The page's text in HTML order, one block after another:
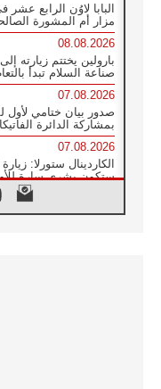
البابا لاوُن الرابع
مزار أم المشورة
08.08.2026
بارولين يختتم زيارته
صناعة السلام تبدأ
07.08.2026
صدور بيان ختامي
بمشاركة الدائرة
07.08.2026
الكاردينال ستورلا:
ستكون بشرى سارة
الفاتيكان يعلن برنامج